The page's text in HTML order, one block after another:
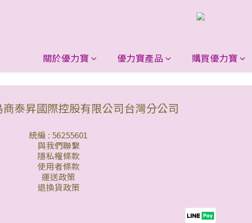
關於優力寶 優力寶產品 購買優力寶
泰昇國際控股有限公司台灣分公司
統編 : 56255601
與我們聯繫
隱私權條款
使用者條款
運送政策
退換貨政策